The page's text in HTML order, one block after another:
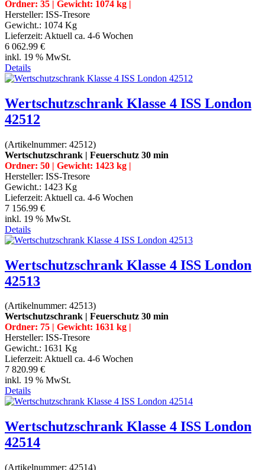
Ordner: 35 | Gewicht: 1074 kg |
Hersteller: ISS-Tresore
Gewicht.: 1074 Kg
Lieferzeit: Aktuell ca. 4-6 Wochen
6 062.99 €
inkl. 19 % MwSt.
Details
Wertschutzschrank Klasse 4 ISS London
42512
(Artikelnummer: 42512)
Wertschutzschrank | Feuerschutz 30 min
Ordner: 50 | Gewicht: 1423 kg |
Hersteller: ISS-Tresore
Gewicht.: 1423 Kg
Lieferzeit: Aktuell ca. 4-6 Wochen
7 156.99 €
inkl. 19 % MwSt.
Details
Wertschutzschrank Klasse 4 ISS London
42513
(Artikelnummer: 42513)
Wertschutzschrank | Feuerschutz 30 min
Ordner: 75 | Gewicht: 1631 kg |
Hersteller: ISS-Tresore
Gewicht.: 1631 Kg
Lieferzeit: Aktuell ca. 4-6 Wochen
7 820.99 €
inkl. 19 % MwSt.
Details
Wertschutzschrank Klasse 4 ISS London
42514
(Artikelnummer: 42514)